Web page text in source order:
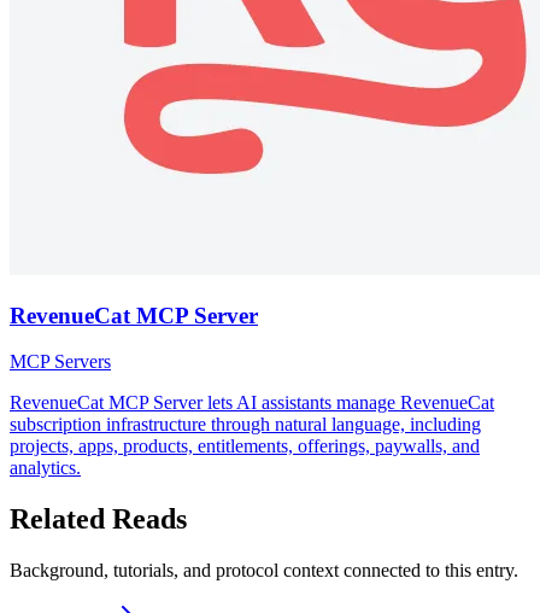
RevenueCat MCP Server
MCP Servers
RevenueCat MCP Server lets AI assistants manage RevenueCat
subscription infrastructure through natural language, including
projects, apps, products, entitlements, offerings, paywalls, and
analytics.
Related Reads
Background, tutorials, and protocol context connected to this entry.